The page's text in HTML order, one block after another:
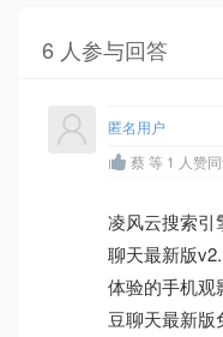
6 人参与回答
匿名用户
蔡 等 1 人赞
凌风云搜索引
聊天最新版
体验的手机观
豆聊天最新版